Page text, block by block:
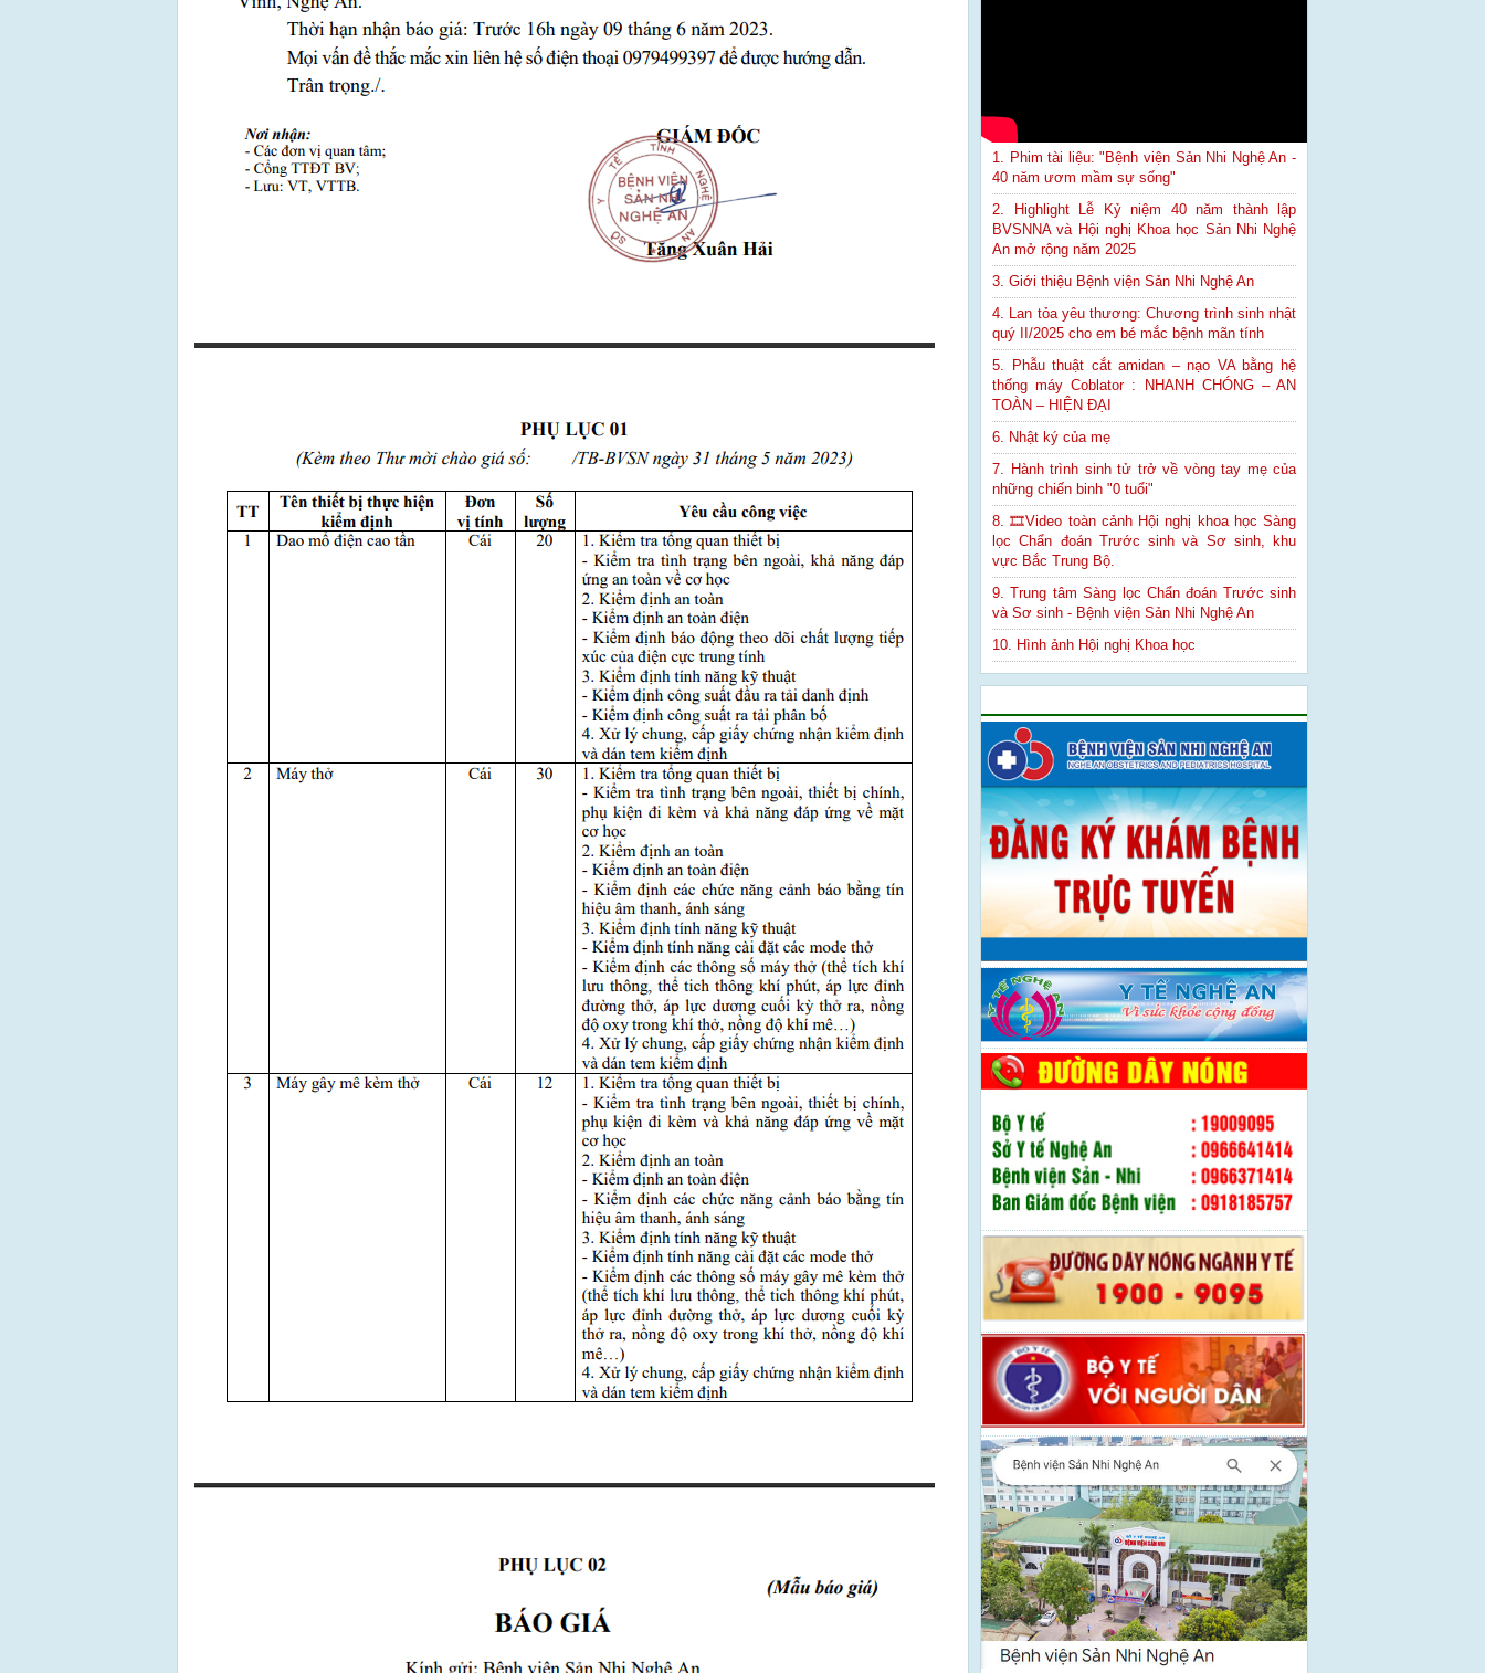
1. Phim tài liệu: "Bệnh viện Sản Nhi Nghệ An -
40 năm ươm mầm sự sống"
2. Highlight Lễ Kỷ niệm 40 năm thành lập
BVSNNA và Hội nghị Khoa học Sản Nhi Nghệ
An mở rộng năm 2025
3. Giới thiệu Bệnh viện Sản Nhi Nghệ An
4. Lan tỏa yêu thương: Chương trình sinh nhật
quý II/2025 cho em bé mắc bệnh mãn tính
5. Phẫu thuật cắt amidan – nạo VA bằng hệ
thống máy Coblator : NHANH CHÓNG – AN
TOÀN – HIỆN ĐẠI
6. Nhật ký của mẹ
7. Hành trình sinh tử trở về vòng tay mẹ của
những chiến binh "0 tuổi"
8. 🎞Video toàn cảnh Hội nghị khoa học Sàng
lọc Chẩn đoán Trước sinh và Sơ sinh, khu
vực Bắc Trung Bộ.
9. Trung tâm Sàng lọc Chẩn đoán Trước sinh
và Sơ sinh - Bệnh viện Sản Nhi Nghệ An
10. Hình ảnh Hội nghị Khoa học